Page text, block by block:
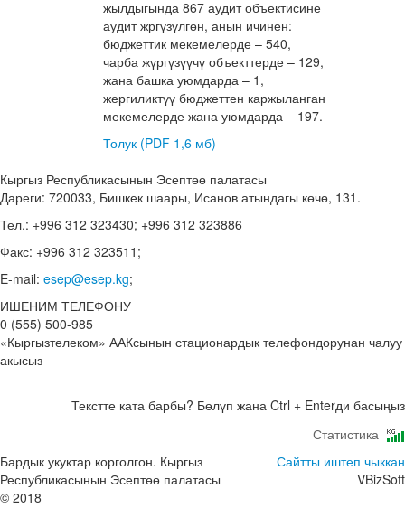
жылдыгында 867 аудит объектисине
аудит жргүзүлгөн, анын ичинен:
бюджеттик мекемелерде – 540,
чарба жүргүзүүчү объекттерде – 129,
жана башка уюмдарда – 1,
жергиликтүү бюджеттен каржыланган
мекемелерде жана уюмдарда – 197.
Толук (PDF 1,6 мб)
Кыргыз Республикасынын Эсептөө палатасы
Дареги: 720033, Бишкек шаары, Исанов атындагы көчө, 131.
Тел.: +996 312 323430; +996 312 323886
Факс: +996 312 323511;
E-mail: esep@esep.kg;
ИШЕНИМ ТЕЛЕФОНУ
0 (555) 500-985
«Кыргызтелеком» ААКсынын стационардык телефондорунан чалуу
акысыз
Текстте ката барбы? Бөлүп жана Ctrl + Enterди басыңыз
Статистика
Бардык укуктар корголгон. Кыргыз
Республикасынын Эсептөө палатасы
© 2018
Сайтты иштеп чыккан
VBizSoft